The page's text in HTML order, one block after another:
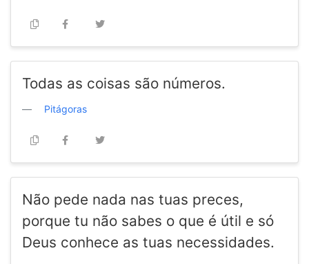
Todas as coisas são números.
Pitágoras
Não pede nada nas tuas preces,
porque tu não sabes o que é útil e só
Deus conhece as tuas necessidades.